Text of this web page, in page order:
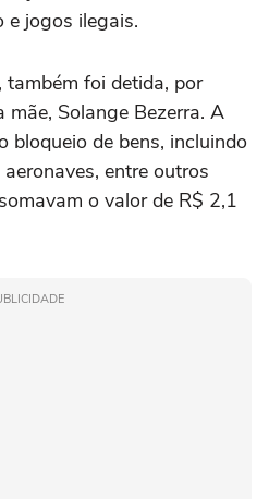
e jogos ilegais.
foi detida, por
Solange Bezerra. A
bloqueio de bens, incluindo
entre outros
o valor de R$ 2,1